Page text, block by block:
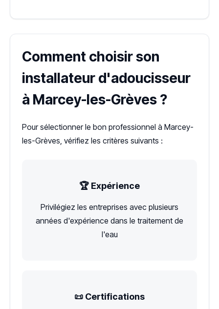
Comment choisir son
installateur d'adoucisseur
à Marcey-les-Grèves ?
Pour sélectionner le bon professionnel à Marcey-
les-Grèves, vérifiez les critères suivants :
🏆 Expérience
Privilégiez les entreprises avec plusieurs
années d'expérience dans le traitement de
l'eau
📜 Certifications